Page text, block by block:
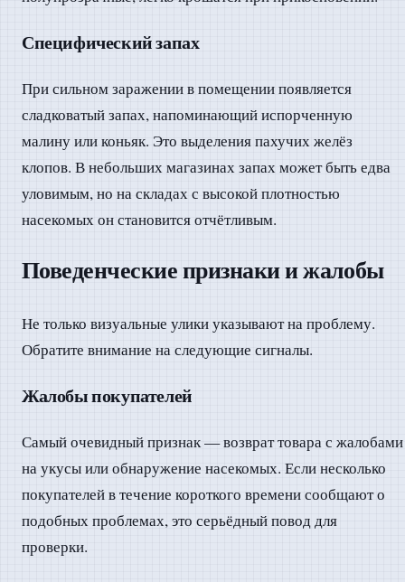
Специфический запах
При сильном заражении в помещении появляется
сладковатый запах, напоминающий испорченную
малину или коньяк. Это выделения пахучих желёз
клопов. В небольших магазинах запах может быть едва
уловимым, но на складах с высокой плотностью
насекомых он становится отчётливым.
Поведенческие признаки и жалобы
Не только визуальные улики указывают на проблему.
Обратите внимание на следующие сигналы.
Жалобы покупателей
Самый очевидный признак — возврат товара с жалобами
на укусы или обнаружение насекомых. Если несколько
покупателей в течение короткого времени сообщают о
подобных проблемах, это серьёдный повод для
проверки.